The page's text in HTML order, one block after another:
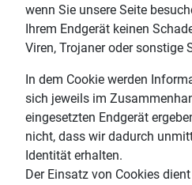
wenn Sie unsere Seite
Ihrem Endgerät keinen
Viren, Trojaner oder sonstige
In dem Cookie werden
sich jeweils im
eingesetzten Endgerät
nicht, dass wir dadurch
Identität erhalten.
Der Einsatz von Cookies